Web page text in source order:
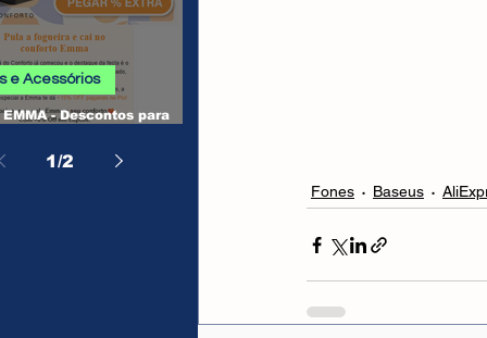
EMMA - Descontos para
e Acessórios
1/2
Fones Baseus